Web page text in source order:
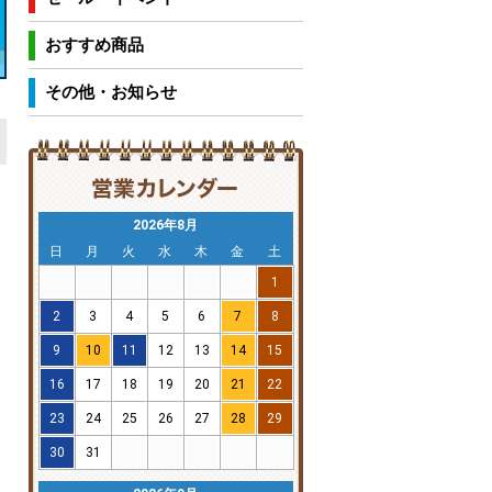
おすすめ商品
その他・お知らせ
2026年8月
日
月 火 水 木 金
土
1
2 3 4 5 6 7 8
9 10 11 12 13 14 15
16 17 18 19 20 21 22
23 24 25 26 27 28 29
30 31